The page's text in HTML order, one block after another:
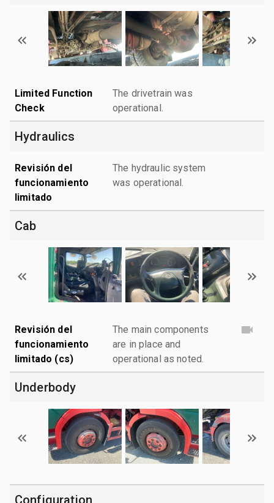
Limited Function
Check
The drivetrain was
operational.
Hydraulics
Revisión del
funcionamiento
limitado
The hydraulic system
was operational.
Cab
Revisión del
funcionamiento
limitado (cs)
The main components
are in place and
operational as noted.
Underbody
Configuration